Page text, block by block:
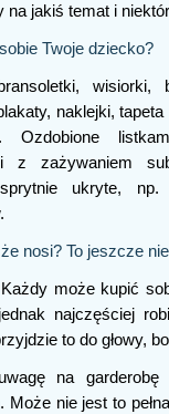
na jakiś temat i
Twoje dziecko?
naklejki,
Ozdobione
z zażywaniem
ukryte,
że nosi? To jeszcze
może kupić
najczęściej
to do głowy,
na
Może nie jest to